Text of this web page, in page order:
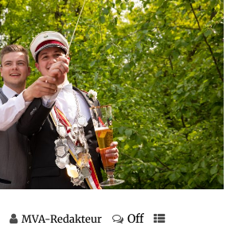
MVA-Redakteur Off